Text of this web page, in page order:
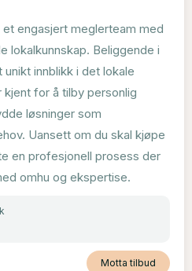
engasjert meglerteam med
lokalkunnskap. Beliggende i
innblikk i det lokale
for å tilby personlig
løsninger som
Uansett om du skal kjøpe
en profesjonell prosess der
omhu og ekspertise.
Motta tilbud